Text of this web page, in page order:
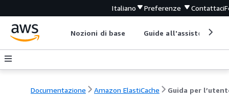
Italiano Preferenze Contattaci
Nozioni di base Guide all'assistenza
Documentazione Amazon ElastiCache Guida per